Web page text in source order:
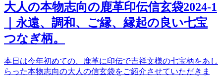
大人の本物志向の鹿革印伝信玄袋2024-1
｜永遠、調和、ご縁、縁起の良い七宝
つなぎ柄。
本日は今年初めての、鹿革に印伝で吉祥文様の七宝柄をあし
らった本物志向の大人の信玄袋をご紹介させていただきま